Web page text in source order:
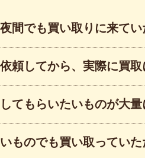
間でも買い取りに来てい
頼してから、実際に買
てもらいたいものが大
ものでも買い取っていた